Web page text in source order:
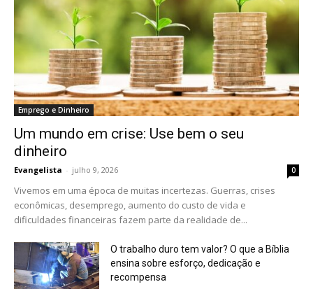
Emprego e Dinheiro
Um mundo em crise: Use bem o seu
dinheiro
Evangelista - julho 9, 2026 0
Vivemos em uma época de muitas incertezas. Guerras, crises
econômicas, desemprego, aumento do custo de vida e
dificuldades financeiras fazem parte da realidade de...
O trabalho duro tem valor? O que a Bíblia
ensina sobre esforço, dedicação e
recompensa